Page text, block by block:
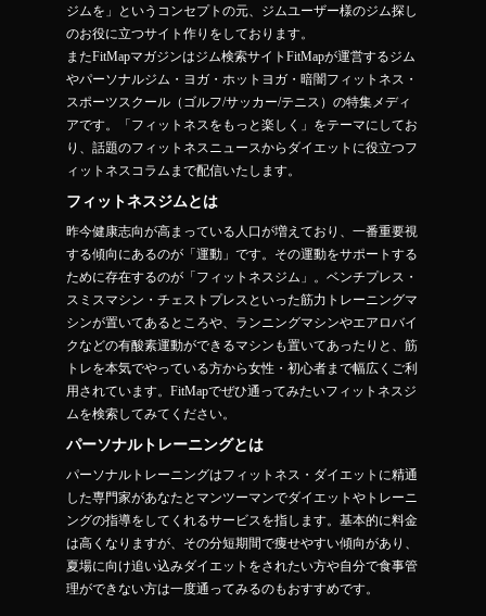
ジムを」というコンセプトの元、ジムユーザー様のジム探し
のお役に立つサイト作りをしております。
またFitMapマガジンはジム検索サイトFitMapが運営するジム
やパーソナルジム・ヨガ・ホットヨガ・暗闇フィットネス・
スポーツスクール（ゴルフ/サッカー/テニス）の特集メディ
アです。「フィットネスをもっと楽しく」をテーマにしてお
り、話題のフィットネスニュースからダイエットに役立つフ
ィットネスコラムまで配信いたします。
フィットネスジムとは
昨今健康志向が高まっている人口が増えており、一番重要視
する傾向にあるのが「運動」です。その運動をサポートする
ために存在するのが「フィットネスジム」。ベンチプレス・
スミスマシン・チェストプレスといった筋力トレーニングマ
シンが置いてあるところや、ランニングマシンやエアロバイ
クなどの有酸素運動ができるマシンも置いてあったりと、筋
トレを本気でやっている方から女性・初心者まで幅広くご利
用されています。FitMapでぜひ通ってみたいフィットネスジ
ムを検索してみてください。
パーソナルトレーニングとは
パーソナルトレーニングはフィットネス・ダイエットに精通
した専門家があなたとマンツーマンでダイエットやトレーニ
ングの指導をしてくれるサービスを指します。基本的に料金
は高くなりますが、その分短期間で痩せやすい傾向があり、
夏場に向け追い込みダイエットをされたい方や自分で食事管
理ができない方は一度通ってみるのもおすすめです。